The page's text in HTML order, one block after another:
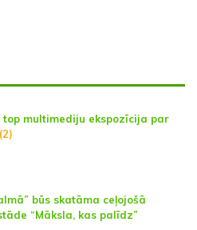
top multimediju ekspozīcija par
(2)
būs skatāma ceļojošā
“Māksla, kas palīdz”